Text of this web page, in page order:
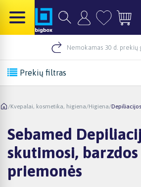
Nemokamas 30 d. prekių
Prekių filtras
/Kvepalai, kosmetika, higiena/Higiena/
Sebamed
skutimosi, barzdos
priemonės